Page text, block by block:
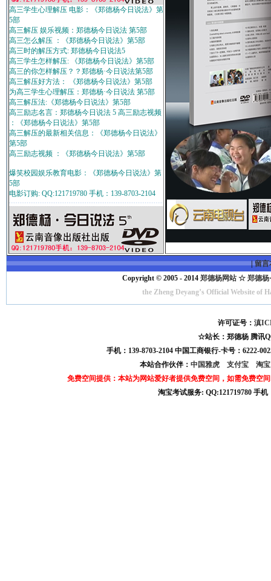
高三学生心理解压 电影：《郑德杨今日说法》第
5部
高三解压 娱乐视频：郑德杨今日说法 第5部
高三怎么解压 ：《郑德杨今日说法》第5部
高三时的解压方式: 郑德杨今日说法5
高三学生怎样解压: 《郑德杨今日说法》第5部
高三的你怎样解压？？郑德杨·今日说法第5部
高三解压好方法： 《郑德杨今日说法》第5部
为高三学生心理解压：郑德杨·今日说法 第5部
高三解压法:《郑德杨今日说法》第5部
高三励志名言：郑德杨今日说法 5 高三励志视频
：《郑德杨今日说法》第5部
高三解压的最新相关信息：《郑德杨今日说法》
第5部
高三励志视频 ：《郑德杨今日说法》第5部
爆笑校园娱乐教育电影：《郑德杨今日说法》第
5部
电影订购: QQ:121719780 手机：139-8703-2104
|留言
Copyright © 2005 - 2014 郑德杨网站 ☆ 郑德杨
the Zheng Deyang’s Official Website
许可证号：滇
☆站长：郑德杨 腾讯
手机：139-8703-2104 中国工商银行-卡号：6222-
本站合作伙伴： 中国雅虎 支付宝
淘
免费空间提供：本站为网站爱好者提供免费空间，如需免费空
淘宝考试服务: QQ:121719780 手